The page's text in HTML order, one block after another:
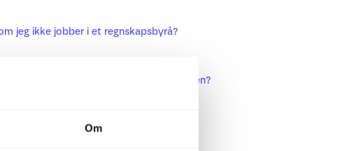
Om
jeg ikke jobber i et regnskapsbyrå?
skal gjøre min risikovurdering på kunden?